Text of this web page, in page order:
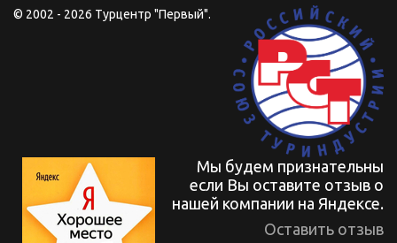
© 2002 - 2026 Турцентр "Первый".
Мы будем признательны
если Вы оставите отзыв о
нашей компании на Яндексе.
Оставить отзыв